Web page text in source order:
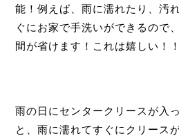
能！例えば、雨に濡れたり、汚
ぐにお家で手洗いができるので
間が省けます！これは嬉しい！！
雨の日にセンタークリースが入
と、雨に濡れてすぐにクリース